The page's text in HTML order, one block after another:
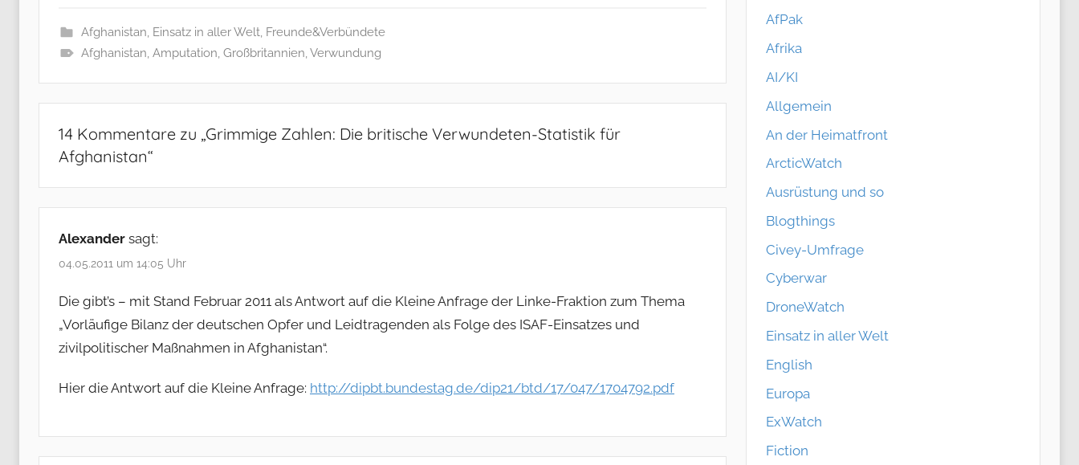
Afghanistan, Einsatz in aller Welt, Freunde&Verbündete
Afghanistan, Amputation, Großbritannien,Verwundung
14 Kommentare zu „Grimmige Zahlen: Die britische Verwundeten-Statistik für
Afghanistan“
Alexander sagt:
04.05.2011 um 14:05 Uhr
Die gibt’s – mit Stand Februar 2011 als Antwort auf die Kleine Anfrage der Linke-Fraktion zum Thema
„Vorläufige Bilanz der deutschen Opfer und Leidtragenden als Folge des ISAF-Einsatzes und
zivilpolitischer Maßnahmen in Afghanistan“.
Hier die Antwort auf die Kleine Anfrage: http://dipbt.bundestag.de/dip21/btd/17/047/1704792.pdf
AfPak
Afrika
AI/KI
Allgemein
An der Heimatfront
ArcticWatch
Ausrüstung und so
Blogthings
Civey-Umfrage
Cyberwar
DroneWatch
Einsatz in aller Welt
English
Europa
ExWatch
Fiction